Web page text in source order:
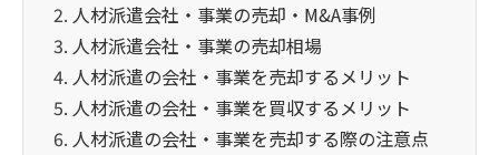
人材派遣会社・事業の売却・M&A事例
人材派遣会社・事業の売却相場
人材派遣の会社・事業を売却するメリット
人材派遣の会社・事業を買収するメリット
人材派遣の会社・事業を売却する際の注意点